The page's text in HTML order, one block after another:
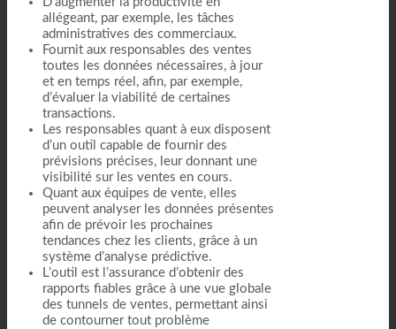
allégeant, par exemple, les tâches
administratives des commerciaux.
Fournit aux responsables des ventes
toutes les données nécessaires, à jour
et en temps réel, afin, par exemple,
d’évaluer la viabilité de certaines
transactions.
Les responsables quant à eux disposent
d’un outil capable de fournir des
prévisions précises, leur donnant une
visibilité sur les ventes en cours.
Quant aux équipes de vente, elles
peuvent analyser les données présentes
afin de prévoir les prochaines
tendances chez les clients, grâce à un
système d’analyse prédictive.
L’outil est l’assurance d’obtenir des
rapports fiables grâce à une vue globale
des tunnels de ventes, permettant ainsi
de contourner tout problème